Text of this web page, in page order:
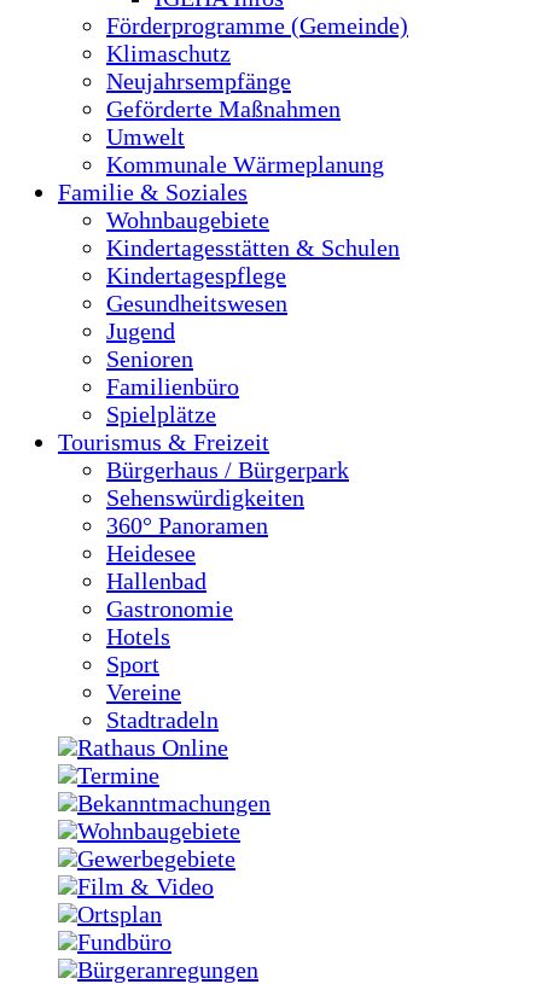
Förderprogramme (Gemeinde)
Klimaschutz
Neujahrsempfänge
Geförderte Maßnahmen
Umwelt
Kommunale Wärmeplanung
Familie & Soziales
Wohnbaugebiete
Kindertagesstätten & Schulen
Kindertagespflege
Gesundheitswesen
Jugend
Senioren
Familienbüro
Spielplätze
Tourismus & Freizeit
Bürgerhaus / Bürgerpark
Sehenswürdigkeiten
360° Panoramen
Heidesee
Hallenbad
Gastronomie
Hotels
Sport
Vereine
Stadtradeln
Rathaus Online
Termine
Bekanntmachungen
Wohnbaugebiete
Gewerbegebiete
Film & Video
Ortsplan
Fundbüro
Bürgeranregungen